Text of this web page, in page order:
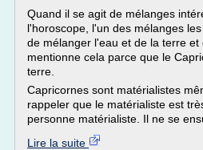
Quand il se agit de mélanges
l'horoscope, l'un des mélanges
de mélanger l'eau et de la terre
mentionne cela parce que le
terre.
Capricornes sont matérialistes
rappeler que le matérialiste est
personne matérialiste. Il ne se
Lire la suite